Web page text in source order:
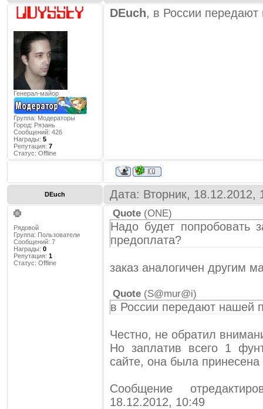
Генерал-майор
Группа: Модераторы
Город: Рязань
Сообщений: 426
Награды: 5
Репутация: 7
Статус: Offline
DEuch, в России
DEuch Дата: Вторник,
Рядовой
Группа: Пользователи
Сообщений: 7
Награды: 0
Репутация: 1
Статус: Offline
Quote (ONE)
Надо будет попробовать
предоплата?
заказ аналогичен другим
Quote (S@mur@i)
в России передают нашей
Честно, не обратил
Но заплатив всего 1
сайте, она была
Сообщение
18.12.2012, 10:49